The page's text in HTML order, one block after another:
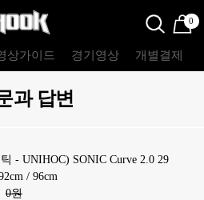
0
상가이드 경기영상 개별결제
과 답변
- UNIHOC) SONIC Curve 2.0 29
/ 96cm
0원